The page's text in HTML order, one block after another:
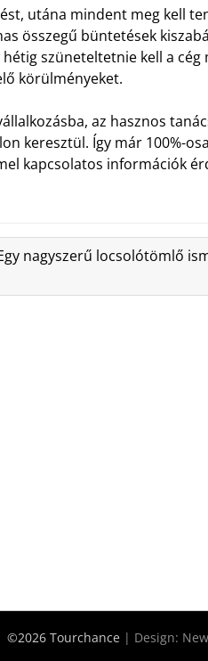
utána mindent meg kell
összegű büntetések
szüneteltetnie kell a cég
körülményeket.
az hasznos
keresztül. Így már 100%-
kapcsolatos információk
nagyszerű locsolótömlő
©2026 Tourchance | Design: